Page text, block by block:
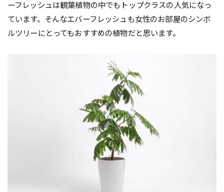
ーフレッシュは観葉植物の中でもトップクラスの人気になっ
ています。そんなエバーフレッシュも女性のお部屋のシンボ
ルツリーにとってもおすすめの植物だと思います。